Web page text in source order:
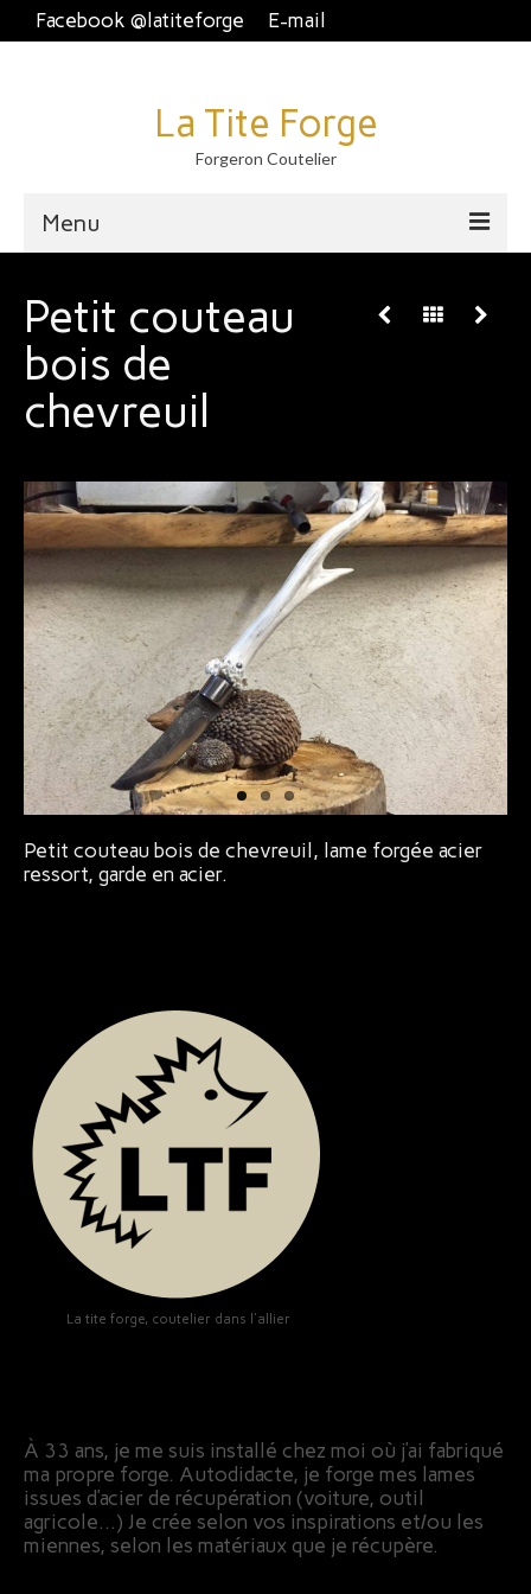
Facebook @latiteforge E-mail
La Tite Forge
Forgeron Coutelier
Menu
Disponible
Brut de forge
Piémontais et crans plat.
Couteau fixe et dague
À table
Bijoux
Petit couteau
bois de
chevreuil
Petit couteau bois de chevreuil, lame forgée acier
ressort, garde en acier.
La tite forge, coutelier dans l'allier
À 33 ans, je me suis installé chez moi où j’ai fabriqué
ma propre forge. Autodidacte, je forge mes lames
issues d’acier de récupération (voiture, outil
agricole…) Je crée selon vos inspirations et/ou les
miennes, selon les matériaux que je récupère.